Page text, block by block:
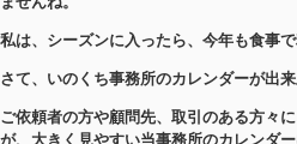
私は、シーズンに入ったら、今年も食事
さて、いのくち事務所のカレンダーが出来
ご依頼者の方や顧問先、取引のある方々
が、大きく見やすい当事務所のカレンダー